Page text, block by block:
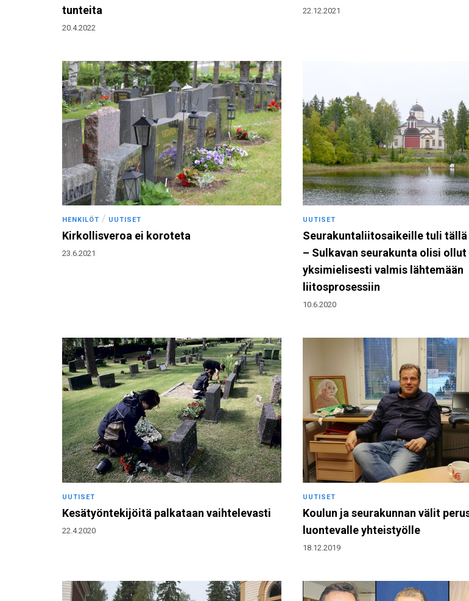
tunteita
20.4.2022
22.12.2021
HENKILÖT / UUTISET
Kirkollisveroa ei koroteta
23.6.2021
UUTISET
Seurakuntaliitosaikeille tuli tällä
– Sulkavan seurakunta olisi ollut
yksimielisesti valmis lähtemään
liitosprosessiin
10.6.2020
UUTISET
Kesätyöntekijöitä palkataan vaihtelevasti
22.4.2020
UUTISET
Koulun ja seurakunnan välit
luontevalle yhteistyölle
18.12.2019